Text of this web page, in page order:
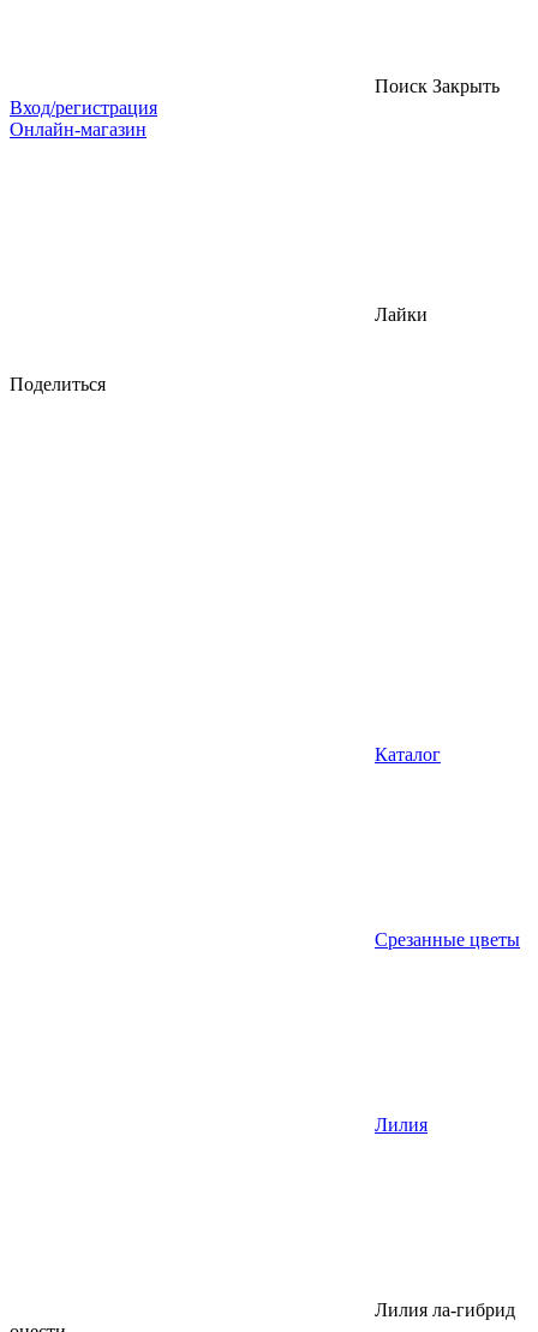
Поиск Закрыть
Вход/регистрация
Онлайн-магазин
Лайки
Поделиться
Каталог
Срезанные цветы
Лилия
Лилия ла-гибрид